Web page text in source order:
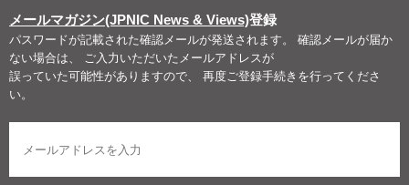
メールマガジン(JPNIC News & Views)登録
パスワードが記載された確認メールが発送されます。 確認メールが届か
ない場合は、 ご入力いただいたメールアドレスが
誤っていた可能性がありますので、 再度ご登録手続きを行ってくださ
い。